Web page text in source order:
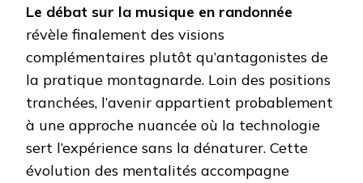
Le débat sur la musique en randonnée
révèle finalement des visions
complémentaires plutôt qu’antagonistes de
la pratique montagnarde. Loin des positions
tranchées, l’avenir appartient probablement
à une approche nuancée où la technologie
sert l’expérience sans la dénaturer. Cette
évolution des mentalités accompagne